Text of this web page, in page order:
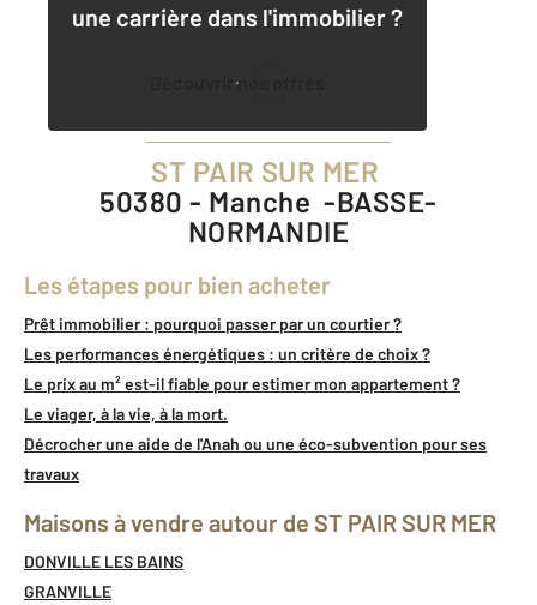
une carrière dans l'immobilier ?
Découvrir nos offres
ST PAIR SUR MER
50380 - Manche -BASSE-
NORMANDIE
Les étapes pour bien acheter
Prêt immobilier : pourquoi passer par un courtier ?
Les performances énergétiques : un critère de choix ?
Le prix au m² est-il fiable pour estimer mon appartement ?
Le viager, à la vie, à la mort.
Décrocher une aide de l'Anah ou une éco-subvention pour ses
travaux
Maisons à vendre autour de ST PAIR SUR MER
DONVILLE LES BAINS
GRANVILLE